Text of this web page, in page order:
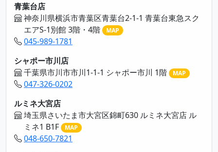
青葉台店
神奈川県横浜市青葉区青葉台2-1-1 青葉台東急スク
エアS-1別館 3階・4階
MAP
045-989-1781
シャポー市川店
千葉県市川市市川1-1-1 シャポー市川 1階
MAP
047-326-0202
ルミネ大宮店
埼玉県さいたま市大宮区錦町630 ルミネ大宮店 ル
ミネ1 B1F
MAP
048-650-7821